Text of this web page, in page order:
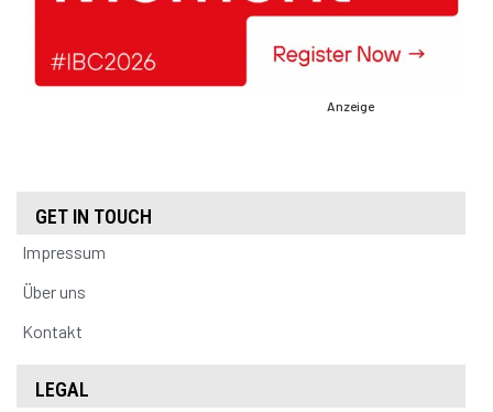
Anzeige
GET IN TOUCH
Impressum
Über uns
Kontakt
LEGAL